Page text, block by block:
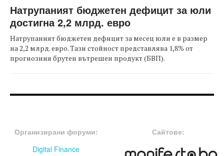
Натрупаният бюджетен дефицит за юли
достигна 2,2 млрд. евро
Натрупаният бюджетен дефицит за месец юли е в размер
на 2,2 млрд. евро. Тази стойност представлява 1,8% от
прогнозния брутен вътрешен продукт (БВП).
Организирани форуми:
Digital Finance
Сайтове: